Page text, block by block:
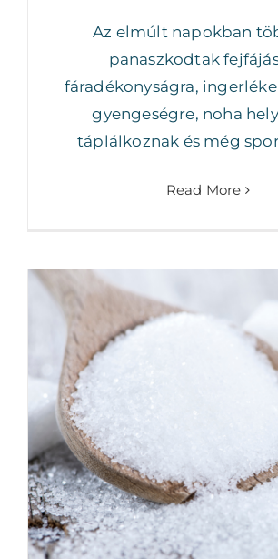
Az elmúlt napokban
panaszkodtak
fáradékonyságra,
gyengeségre, noha
táplálkoznak és még
Read More
Az édesítőszerek és a